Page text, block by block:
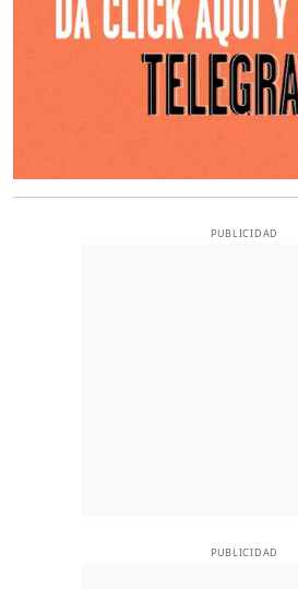
PUBLICIDAD
PUBLICIDAD